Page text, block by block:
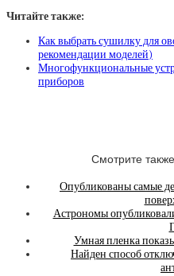
Читайте также:
Как выбрать сушилку для
рекомендации моделей)
Многофункциональные
приборов
Смотрите
Опубликованы самые
Астрономы
Умная пленка
Найден способ